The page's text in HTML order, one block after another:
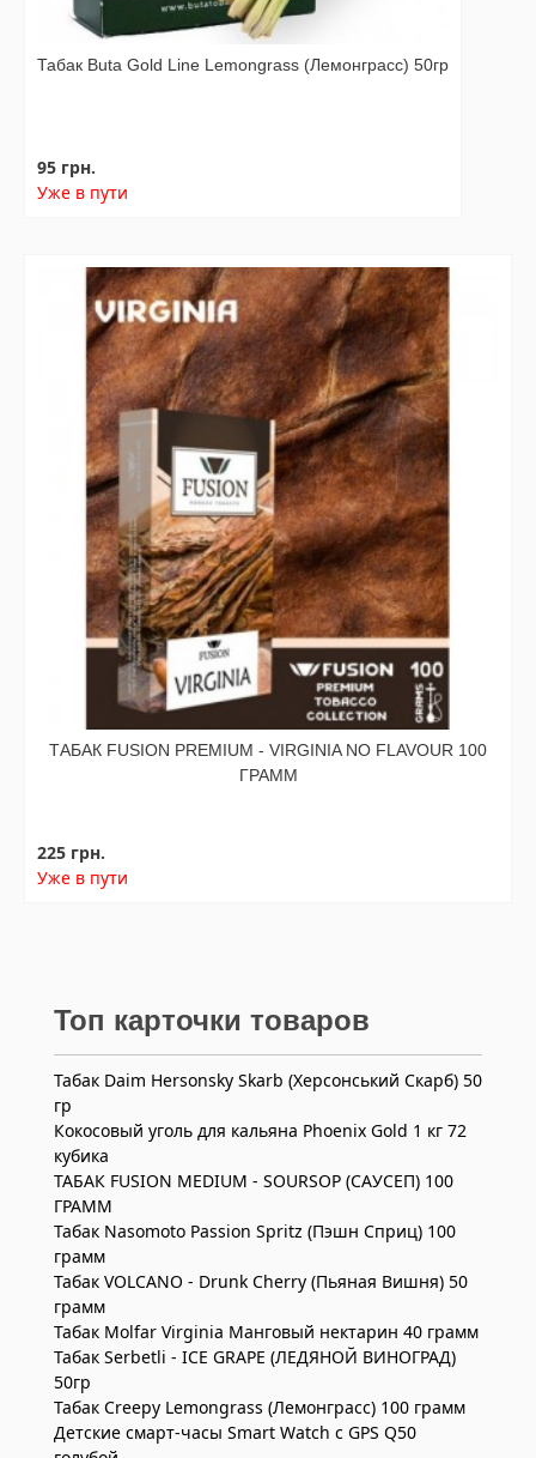
Табак Buta Gold Line Lemongrass (Лемонграсс) 50гр
95 грн.
Уже в пути
ТАБАК FUSION PREMIUM - VIRGINIA NO FLAVOUR 100
ГРАММ
225 грн.
Уже в пути
Топ карточки товаров
Табак Daim Hersonsky Skarb (Херсонський Скарб) 50
гр
Кокосовый уголь для кальяна Phoenix Gold 1 кг 72
кубика
ТАБАК FUSION MEDIUM - SOURSOP (САУСЕП) 100
ГРАММ
Табак Nasomoto Passion Spritz (Пэшн Сприц) 100
грамм
Табак VOLCANO - Drunk Cherry (Пьяная Вишня) 50
грамм
Табак Molfar Virginia Манговый нектарин 40 грамм
Табак Serbetli - ICE GRAPE (ЛЕДЯНОЙ ВИНОГРАД)
50гр
Табак Creepy Lemongrass (Лемонграсс) 100 грамм
Детские смарт-часы Smart Watch с GPS Q50